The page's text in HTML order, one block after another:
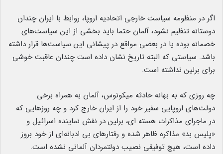
اگر در منظومه سیاست خارجی اتحادیه اروپا، روابط با ایران چندان
دوستانه تنظیم نشود، آلمان حتما باید بخشی از این سیاست‌های
خصمانه بوده یا در بعضی مواقع در پیشانی این سیاست‌ها قرار داشته
باشد. سیاستی که البته تاریخ نشان داده است چندان عاقبت خوشی
برای برلین نداشته است.
چه روزی که به بهانه حادثه میکونوس، آلمان به همراه برخی
دولت‌های اروپایی سفیر خود را از ایران خارج کرد و چه روزهایی که
در ماجرای مذاکرات هسته ای، برلین در نقش نماینده اسرائیل و
«پلیس بد» مذاکره ظاهر شده و رفتارهای بی ادبانه‌ای از خود بروز
داده است، هیچ توفیقی نصیب دولتمردان آلمانی نشده است.